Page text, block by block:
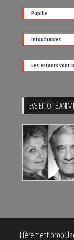
sortie
Pupille
Intouchables
Les enfants vont
EVE ET TOFIE
Fièrement